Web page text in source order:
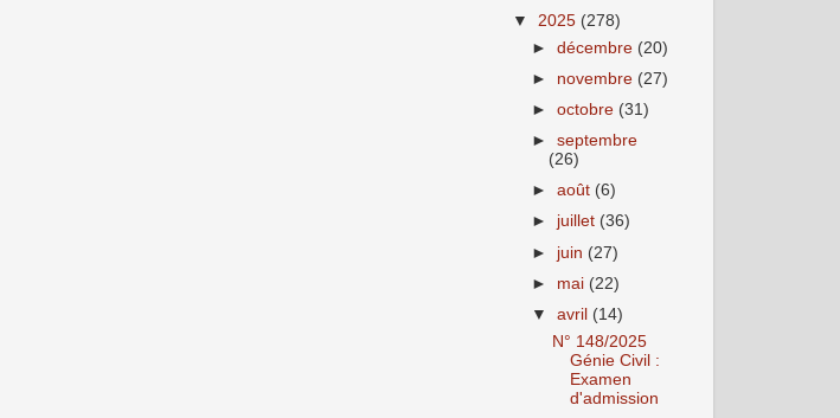
▼ 2025 (278)
►décembre (20)
► novembre (27)
►octobre (31)
►septembre
(26)
►août (6)
► juillet (36)
► juin (27)
► mai (22)
▼avril (14)
N° 148/2025
Génie Civil :
Examen
d'admission